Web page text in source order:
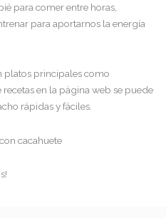
para comer entre horas,
para aportarnos la energía
platos principales como
en la página web se puede
rápidas y fáciles.